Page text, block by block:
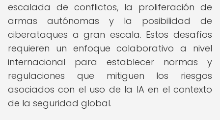
escalada de conflictos, la proliferación de
armas autónomas y la posibilidad de
ciberataques a gran escala. Estos desafíos
requieren un enfoque colaborativo a nivel
internacional para establecer normas y
regulaciones que mitiguen los riesgos
asociados con el uso de la IA en el contexto
de la seguridad global.